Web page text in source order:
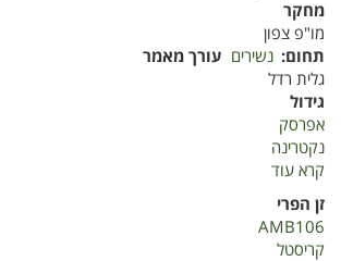
מחקר
מו"פ צפון
תחום נשירים עורך מאמר
גלית רדל
גידול
אפרסק
נקטרינה
קרא עוד
זני
פטנט
זן הפרי
AMB106
קריסטל